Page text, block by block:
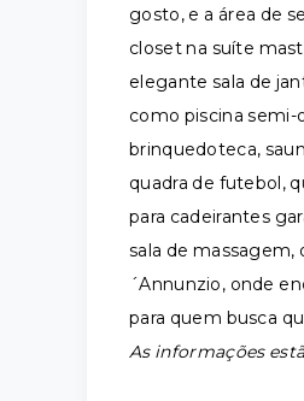
gosto, e a área de
closet na suíte
elegante sala de
como piscina semi-
brinquedoteca,
quadra de futebol,
para cadeirantes
sala de
´Annunzio, onde
para quem busca
As informações